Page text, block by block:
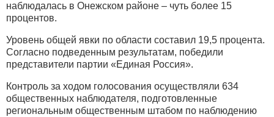
наблюдалась в Онежском районе – чуть более 15
процентов.
Уровень общей явки по области составил 19,5 процента.
Согласно подведенным результатам, победили
представители партии «Единая Россия».
Контроль за ходом голосования осуществляли 634
общественных наблюдателя, подготовленные
региональным общественным штабом по наблюдению